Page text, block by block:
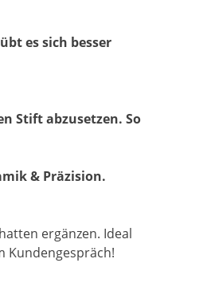
es sich besser
Stift abzusetzen. So
& Präzision.
ergänzen. Ideal
Kundengespräch!